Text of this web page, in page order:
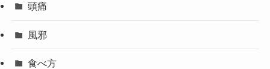
頭痛
風邪
食べ方